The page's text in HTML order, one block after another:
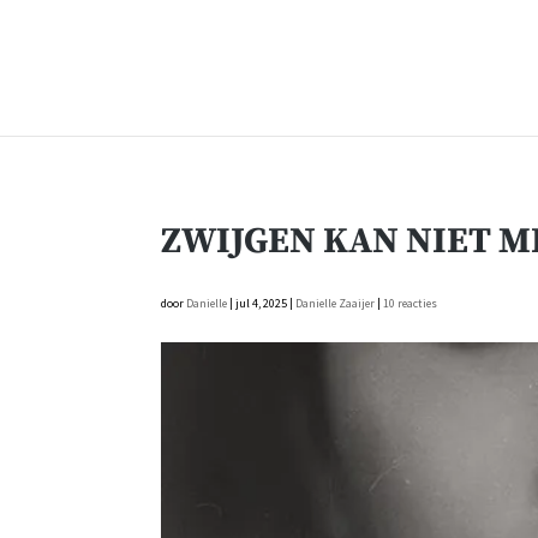
ZWIJGEN KAN NIET
door Danielle |jul 4, 2025 | Danielle Zaaijer | 10 reacties